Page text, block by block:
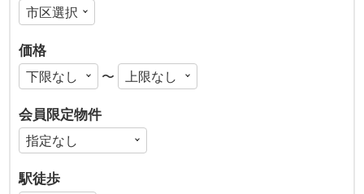
価格
〜
会員限定物件
駅徒歩